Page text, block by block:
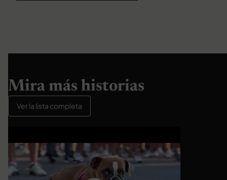
Mira más historias
Ver la lista completa